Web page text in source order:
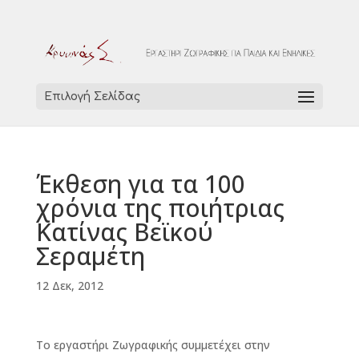
Επιλογή Σελίδας
Έκθεση για τα 100
χρόνια της ποιήτριας
Κατίνας Βεϊκού
Σεραμέτη
12 Δεκ, 2012
Το εργαστήρι Ζωγραφικής συμμετέχει στην